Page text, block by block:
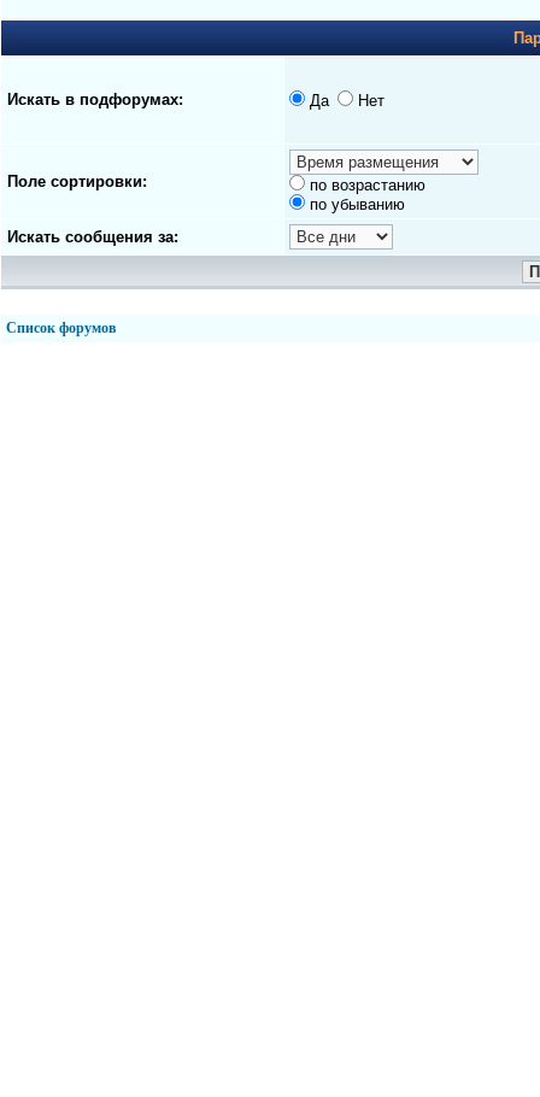
Искать в подфорумах: Да Нет
Поле сортировки:
по возрастанию
по убыванию
Искать сообщения за:
Список форумов